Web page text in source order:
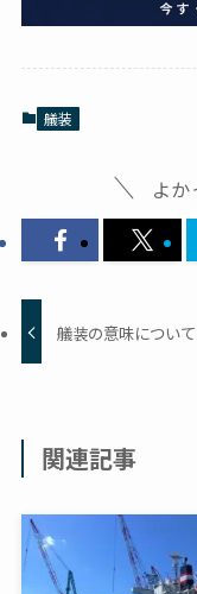
艤装
よか
艤装の意味について
関連記事